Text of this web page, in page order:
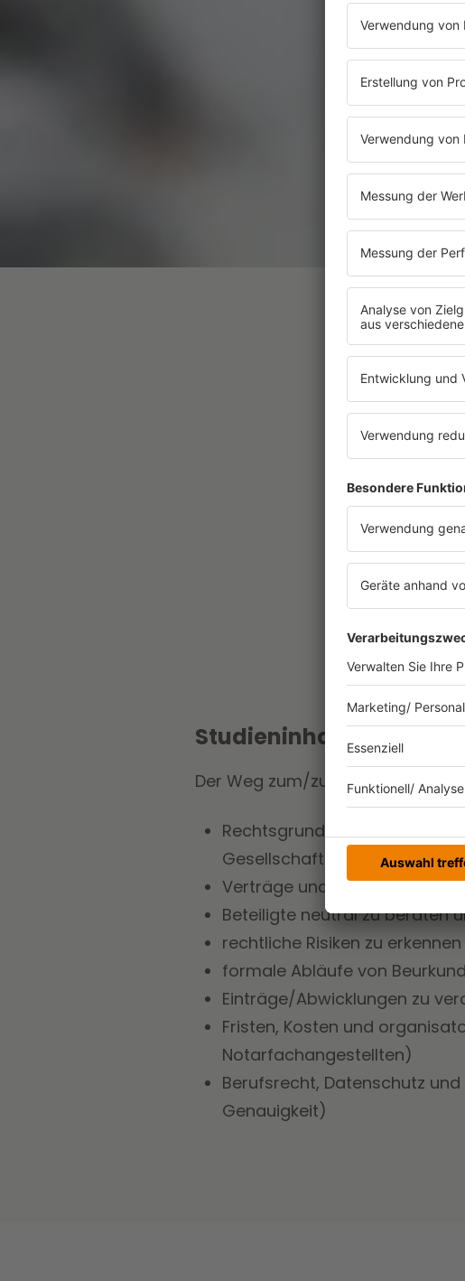
Studieninhalte
Der Weg zum/zur Notar:in führt
Rechtsgrundlagen in
Gesellschaftsrecht,
Verträge und Urkunden
Beteiligte neutral zu beraten
rechtliche Risiken zu
formale Abläufe von
Einträge/Abwicklungen zu
Fristen, Kosten und
Notarfachangestellten)
Berufsrecht, Datenschutz
Genauigkeit)